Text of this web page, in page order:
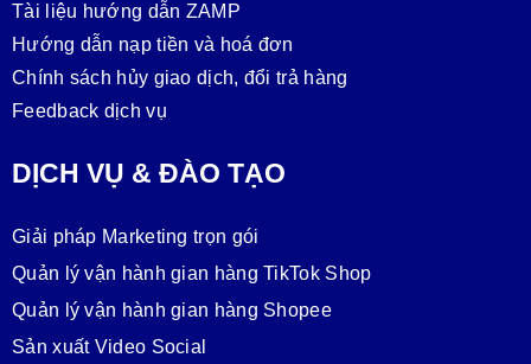
Tài liệu hướng dẫn ZAMP
Hướng dẫn nạp tiền và hoá đơn
Chính sách hủy giao dịch, đổi trả hàng
Feedback dịch vụ
DỊCH VỤ & ĐÀO TẠO
Giải pháp Marketing trọn gói
Quản lý vận hành gian hàng TikTok Shop
Quản lý vận hành gian hàng Shopee
Sản xuất Video Social